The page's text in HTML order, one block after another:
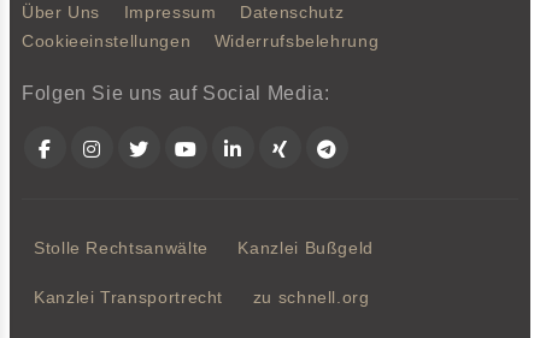
Über Uns Impressum
Datenschutz
Cookieeinstellungen
Widerrufsbelehrung
Folgen Sie uns auf Social Media:
Stolle Rechtsanwälte Kanzlei Bußgeld
Kanzlei Transportrecht zu schnell.org